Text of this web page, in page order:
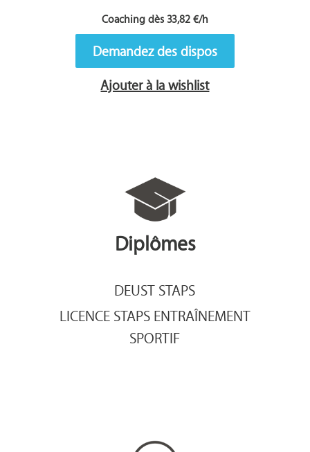
Coaching dès 33,82 €/h
Demandez des dispos
Ajouter à la wishlist
Diplômes
DEUST STAPS
LICENCE STAPS ENTRAÎNEMENT
SPORTIF